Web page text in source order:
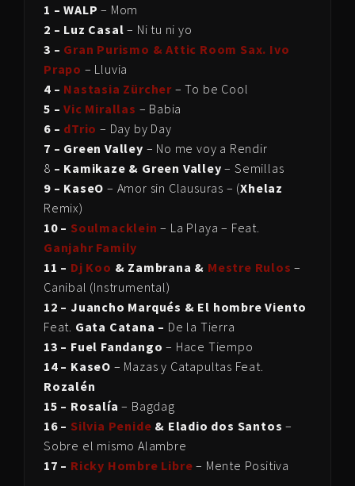
1 – WALP – Mom
2 – Luz Casal– Ni tu ni yo
3 – Gran Purismo & Attic Room Sax. Ivo
Prapo – Lluvia
4 – Nastasia Zürcher – To be Cool
5 –Vic Mirallas – Babia
6 – dTrio– Day by Day
7 – Green Valley – No me voy a Rendir
8 – Kamikaze & Green Valley– Semillas
9 – KaseO – Amor sin Clausuras – (Xhelaz
Remix)
10 – Soulmacklein – La Playa – Feat.
Ganjahr Family
11 – Dj Koo & Zambrana & Mestre Rulos –
Canibal (Instrumental)
12 – Juancho Marqués & El hombre Viento
Feat. Gata Catana – De la Tierra
13 – Fuel Fandango– Hace Tiempo
14 – KaseO – Mazas y Catapultas Feat.
Rozalén
15 – Rosalía– Bagdag
16 – Silvia Penide & Eladio dos Santos–
Sobre el mismo Alambre
17 – Ricky Hombre Libre – Mente Positiva